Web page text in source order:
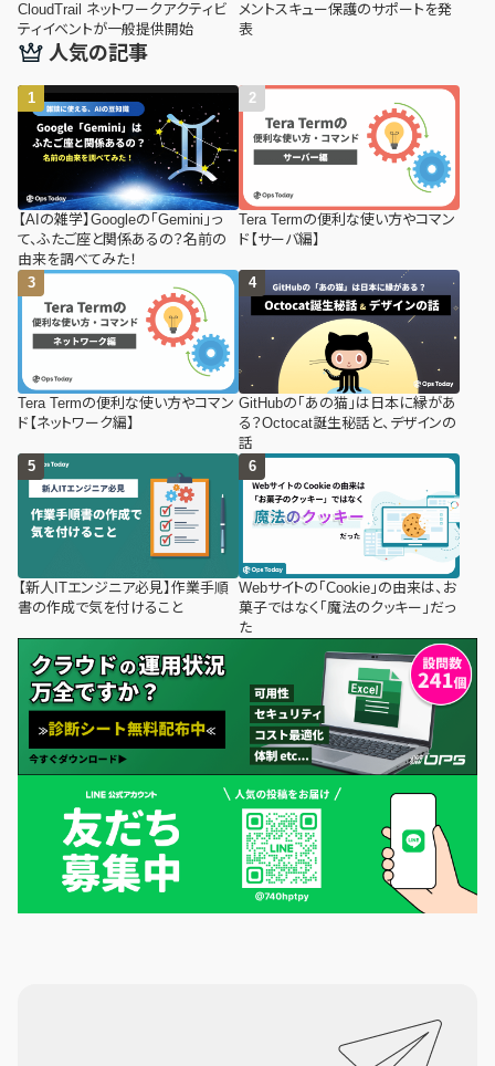
CloudTrail ネットワークアクティビ
ティイベントが一般提供開始
メントスキュー保護のサポートを発
表
人気の記事
【AIの雑学】Googleの「Gemini」っ
て、ふたご座と関係あるの？名前の
由来を調べてみた！
Tera Termの便利な使い方やコマン
ド【サーバ編】
Tera Termの便利な使い方やコマン
ド【ネットワーク編】
GitHubの「あの猫」は日本に縁があ
る？Octocat誕生秘話と、デザインの
話
【新人ITエンジニア必見】作業手順
書の作成で気を付けること
Webサイトの「Cookie」の由来は、お
菓子ではなく「魔法のクッキー」だっ
た